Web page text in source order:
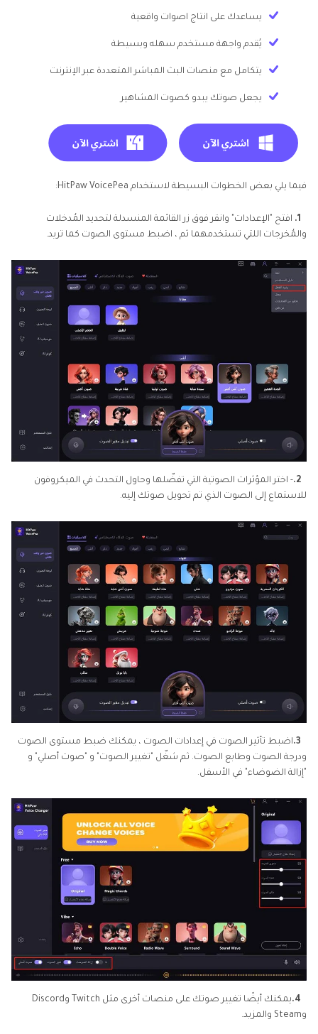
يساعدك على انتاج اصوات واقعية
يُقدم واجهة مستخدم سهله وبسيطة
يتكامل مع منصات البث المباشر المتعددة عبر الإنترنت
يجعل صوتك يبدو كصوت المشاهير
فيما يلي بعض الخطوات البسيطة لاستخدام HitPaw VoicePea:
1.
افتح "الإعدادات" وانقر فوق زر القائمة المنسدلة لتحديد المُدخلات
والمُخرجات اللتي تستخدمهما ثم ، اضبط مستوى الصوت كما تريد.
2. - اختر المؤثرات الصوتية التي تفضّلها وحاول التحدث في الميكروفون
للاستماع إلى الصوت الذي تم تحويل صوتك إليه.
3. اضبط تأثير الصوت في إعدادات الصوت ، يمكنك ضبط مستوى الصوت
ودرجة الصوت وطابع الصوت. ثم شغّل "تغيير الصوت" و "صوت أصلي" و
"إزالة الضوضاء" في الأسفل.
4.
يمكنك أيضًا تغيير صوتك على منصات أخرى مثل Twitch وDiscord
وSteam والمزيد.